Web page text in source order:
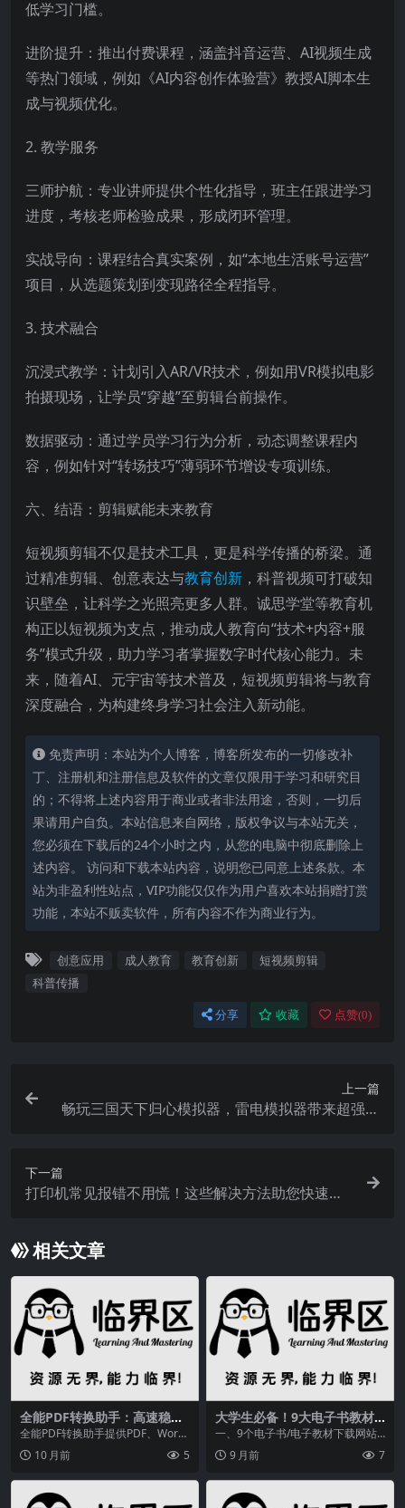
低学习门槛。
进阶提升：推出付费课程，涵盖抖音运营、AI视频生成
等热门领域，例如《AI内容创作体验营》教授AI脚本生
成与视频优化。
2. 教学服务
三师护航：专业讲师提供个性化指导，班主任跟进学习
进度，考核老师检验成果，形成闭环管理。
实战导向：课程结合真实案例，如“本地生活账号运营”
项目，从选题策划到变现路径全程指导。
3. 技术融合
沉浸式教学：计划引入AR/VR技术，例如用VR模拟电影
拍摄现场，让学员“穿越”至剪辑台前操作。
数据驱动：通过学员学习行为分析，动态调整课程内
容，例如针对“转场技巧”薄弱环节增设专项训练。
六、结语：剪辑赋能未来教育
短视频剪辑不仅是技术工具，更是科学传播的桥梁。通
过精准剪辑、创意表达与教育创新 ，科普视频可打破知
识壁垒，让科学之光照亮更多人群。诚思学堂等教育机
构正以短视频为支点，推动成人教育向“技术+内容+服
务”模式升级，助力学习者掌握数字时代核心能力。未
来，随着AI、元宇宙等技术普及，短视频剪辑将与教育
深度融合，为构建终身学习社会注入新动能。
免责声明：本站为个人博客，博客所发布的一切修改补
丁、注册机和注册信息及软件的文章仅限用于学习和研究目
的；不得将上述内容用于商业或者非法用途，否则，一切后
果请用户自负。本站信息来自网络，版权争议与本站无关，
您必须在下载后的24个小时之内，从您的电脑中彻底删除上
述内容。 访问和下载本站内容，说明您已同意上述条款。本
站为非盈利性站点，VIP功能仅仅作为用户喜欢本站捐赠打赏
功能，本站不贩卖软件，所有内容不作为商业行为。
创意应用 成人教育 教育创新
短视频剪辑
科普传播
分享 收藏 点赞(0)
上一篇
畅玩三国天下归心模拟器，雷电模拟器带来超强性
下一篇
打印机常见报错不用慌！这些解决方法助您快速恢
相关文章
全能PDF转换助手：高速稳
定，支持多格式一键批量转换
全能PDF转换助手提供PDF、Wor
d、Excel等多种文档格式之间的相
互转换功...
10 月前 5
大学生必备！9大电子书教材
免费下载网站推荐：课件、文
献、考研资料一网打尽
一、9个电子书/电子教材下载网站
1、中国高校课件下载中心中国高校
课件下载中心是综...
9 月前 7